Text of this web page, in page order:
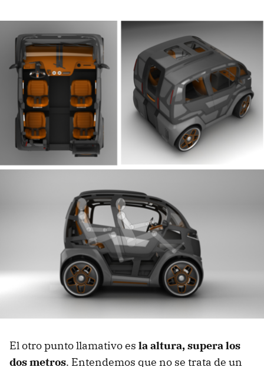
El otro punto llamativo es la altura, supera los
dos metros. Entendemos que no se trata de un